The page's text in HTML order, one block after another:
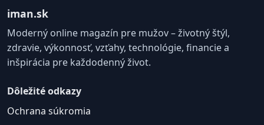
iman.sk
Moderný online magazín pre mužov – životný štýl,
zdravie, výkonnosť, vzťahy, technológie, financie a
inšpirácia pre každodenný život.
Dôležité odkazy
Ochrana súkromia